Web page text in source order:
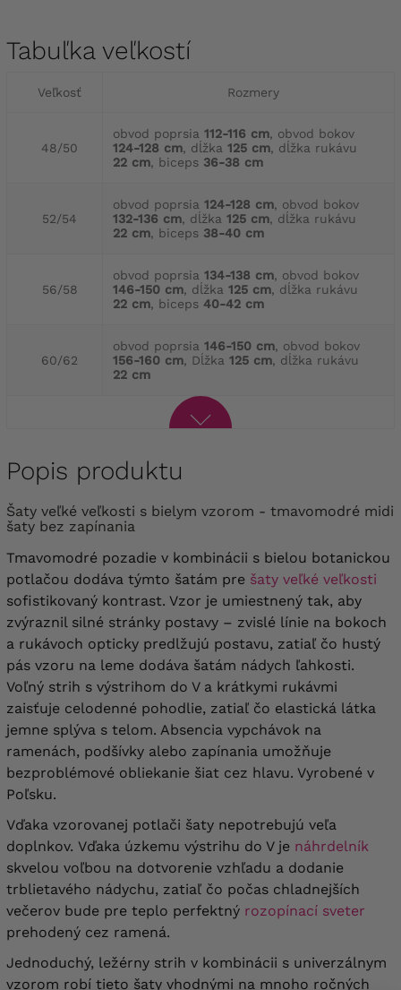
Tabuľka veľkostí
Veľkosť Rozmery
48/50
obvod poprsia 112-116 cm, obvod bokov
124-128 cm, dĺžka 125 cm, dĺžka rukávu
22 cm, biceps 36-38 cm
52/54
obvod poprsia 124-128 cm, obvod bokov
132-136 cm, dĺžka 125 cm, dĺžka rukávu
22 cm, biceps 38-40 cm
56/58
obvod poprsia 134-138 cm, obvod bokov
146-150 cm, dĺžka 125 cm, dĺžka rukávu
22 cm, biceps 40-42 cm
60/62
obvod poprsia 146-150 cm, obvod bokov
156-160 cm, Dĺžka 125 cm, dĺžka rukávu
22 cm
Popis produktu
Šaty veľké veľkosti s bielym vzorom - tmavomodré midi
šaty bez zapínania
Tmavomodré pozadie v kombinácii s bielou botanickou
potlačou dodáva týmto šatám pre šaty veľké veľkosti
sofistikovaný kontrast. Vzor je umiestnený tak, aby
zvýraznil silné stránky postavy – zvislé línie na bokoch
a rukávoch opticky predlžujú postavu, zatiaľ čo hustý
pás vzoru na leme dodáva šatám nádych ľahkosti.
Voľný strih s výstrihom do V a krátkymi rukávmi
zaisťuje celodenné pohodlie, zatiaľ čo elastická látka
jemne splýva s telom. Absencia vypchávok na
ramenách, podšívky alebo zapínania umožňuje
bezproblémové obliekanie šiat cez hlavu. Vyrobené v
Poľsku.
Vďaka vzorovanej potlači šaty nepotrebujú veľa
doplnkov. Vďaka úzkemu výstrihu do V je náhrdelník
skvelou voľbou na dotvorenie vzhľadu a dodanie
trblietavého nádychu, zatiaľ čo počas chladnejších
večerov bude pre teplo perfektný rozopínací sveter
prehodený cez ramená.
Jednoduchý, ležérny strih v kombinácii s univerzálnym
vzorom robí tieto šaty vhodnými na mnoho ročných